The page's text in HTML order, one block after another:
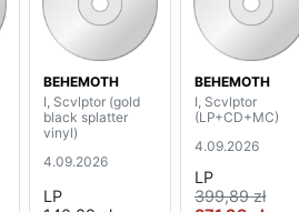
BEHEMOTH
I, Scvlptor (gold
black splatter
vinyl)
4.09.2026
LP
BEHEMOTH
I, Scvlptor
(LP+CD+MC)
4.09.2026
LP
399,89 zł